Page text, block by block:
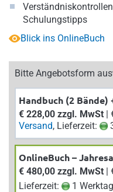
Schulungstipps
Blick ins OnlineBuch
Bitte Angebotsform
Handbuch (2 Bände)
€ 228,00 zzgl. MwSt
Versand, Lieferzeit:
OnlineBuch –
€ 480,00 zzgl. MwSt
Lieferzeit:
1 Werktag